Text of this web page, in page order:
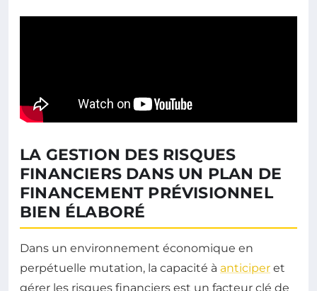
LA GESTION DES RISQUES
FINANCIERS DANS UN PLAN DE
FINANCEMENT PRÉVISIONNEL
BIEN ÉLABORÉ
Dans un environnement économique en
perpétuelle mutation, la capacité à anticiper et
gérer les risques financiers est un facteur clé de